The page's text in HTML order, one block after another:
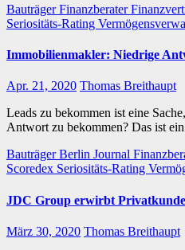
BauträgerFinanzberater
Seriositäts-Rating
Immobilienmakler: Niedrige
Apr. 21, 2020 Thomas Breithaupt
Leads zu bekommen ist eine
Antwort zu bekommen? Das ist
BauträgerBerlin Journal
Scoredex Seriositäts-Rating
JDC Group erwirbt
März 30, 2020 Thomas Breithaupt